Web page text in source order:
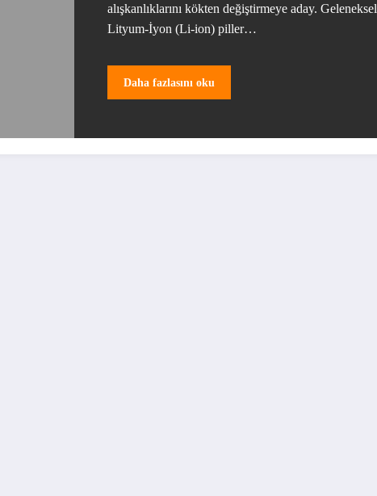
alışkanlıklarını kökten değiştirmeye aday. Geleneksel
Lityum-İyon (Li-ion) piller…
Daha fazlasını oku